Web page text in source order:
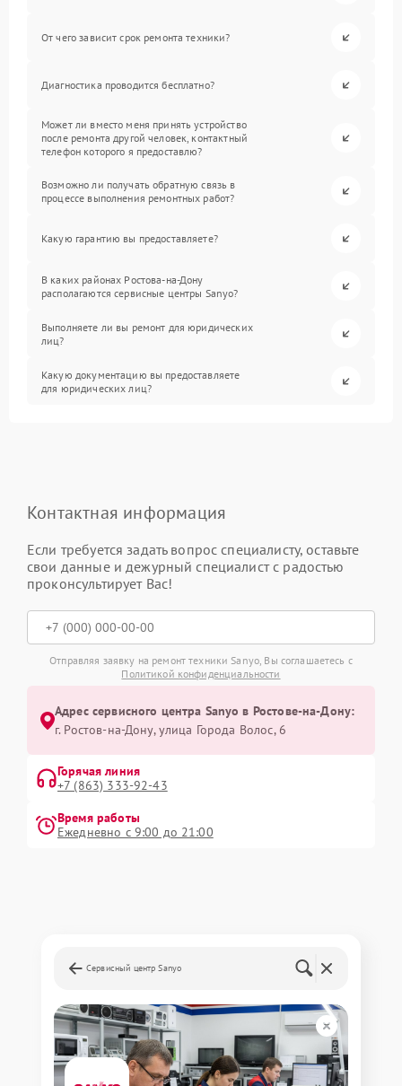
От чего зависит срок ремонта техники?
Диагностика проводится бесплатно?
Может ли вместо меня принять устройство
после ремонта другой человек, контактный
телефон которого я предоставлю?
Возможно ли получать обратную связь в
процессе выполнения ремонтных работ?
Какую гарантию вы предоставляете?
В каких районах Ростова-на-Дону
располагаются сервисные центры Sanyo?
Выполняете ли вы ремонт для юридических
лиц?
Какую документацию вы предоставляете
для юридических лиц?
Контактная информация
Если требуется задать вопрос специалисту, оставьте
свои данные и дежурный специалист с радостью
проконсультирует Вас!
Отправляя заявку на ремонт техники Sanyo, Вы соглашаетесь с
Политикой конфиденциальности
Адрес сервисного центра Sanyo в Ростове-на-Дону:
г. Ростов-на-Дону, улица Города Волос, 6
Горячая линия
+7 (863) 333-92-43
Время работы
Ежедневно с 9:00 до 21:00
Сервисный центр Sanyo